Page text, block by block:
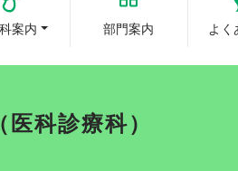
案内 部門案内 よく
科診療科）